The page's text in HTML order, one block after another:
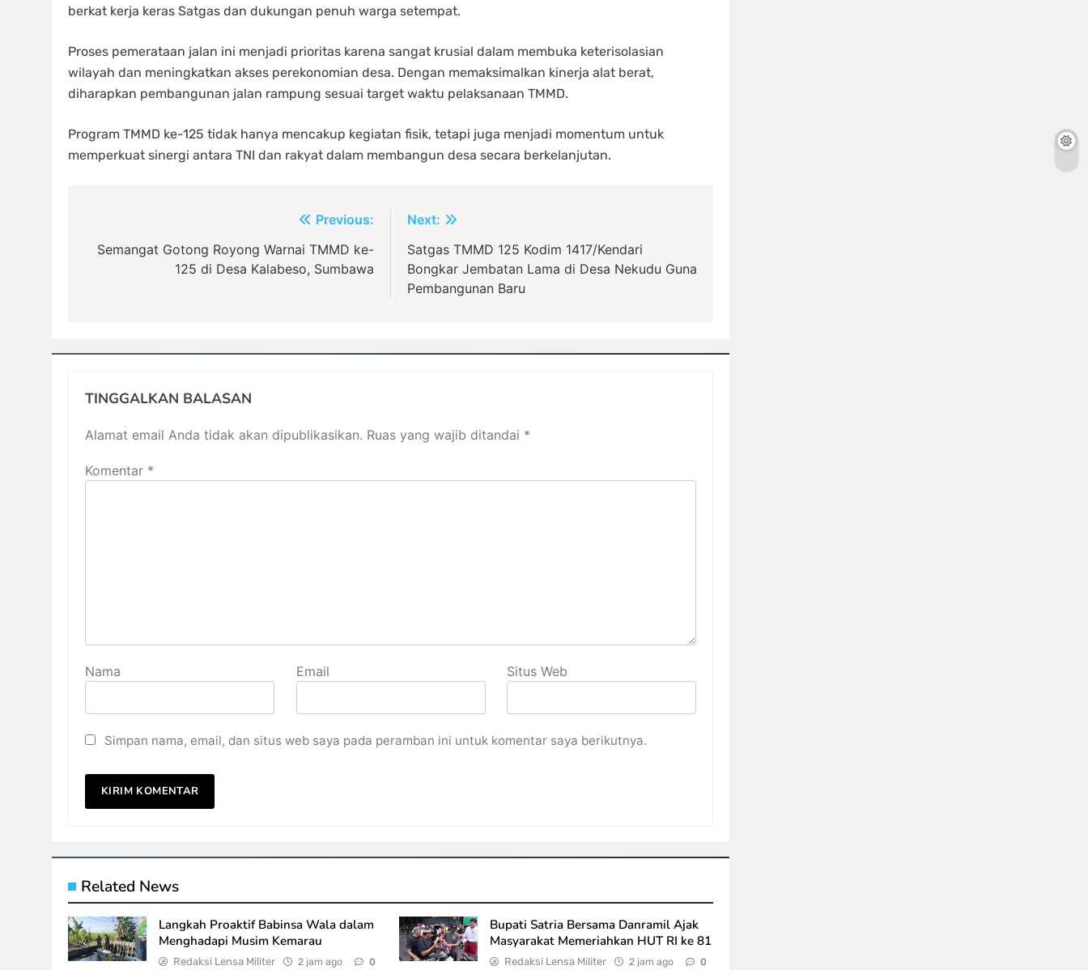
berkat kerja keras Satgas dan dukungan penuh warga setempat.
Proses pemerataan jalan ini menjadi prioritas karena sangat krusial dalam membuka keterisolasian
wilayah dan meningkatkan akses perekonomian desa. Dengan memaksimalkan kinerja alat berat,
diharapkan pembangunan jalan rampung sesuai target waktu pelaksanaan TMMD.
Program TMMD ke-125 tidak hanya mencakup kegiatan fisik, tetapi juga menjadi momentum untuk
memperkuat sinergi antara TNI dan rakyat dalam membangun desa secara berkelanjutan.
pos
Previous:
Semangat Gotong Royong Warnai TMMD ke-
125 di Desa Kalabeso, Sumbawa
Next:
Satgas TMMD 125 Kodim 1417/Kendari
Bongkar Jembatan Lama di Desa Nekudu Guna
Pembangunan Baru
TINGGALKAN BALASAN
Alamat email Anda tidak akan dipublikasikan. Ruas yang wajib ditandai *
Komentar *
Nama Email Situs Web
Simpan nama, email, dan situs web saya pada peramban ini untuk komentar saya berikutnya.
Related News
Langkah Proaktif Babinsa Wala dalam
Menghadapi Musim Kemarau
Redaksi Lensa Militer 2 jam ago 0
Bupati Satria Bersama Danramil Ajak
Masyarakat Memeriahkan HUT RI ke 81
Redaksi Lensa Militer 2 jam ago 0